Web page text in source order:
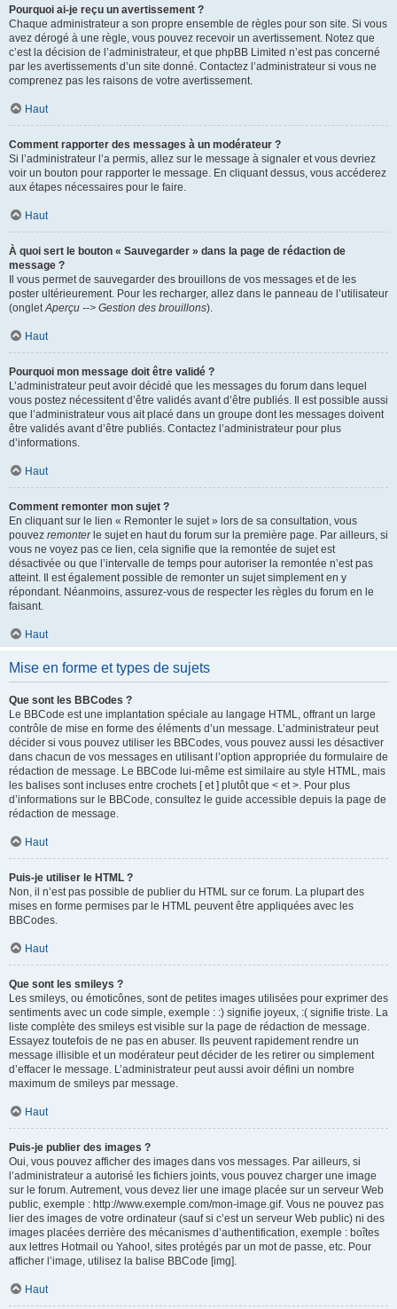
Pourquoi ai-je reçu un avertissement ?
Chaque administrateur a son propre ensemble de règles pour son site. Si vous
avez dérogé à une règle, vous pouvez recevoir un avertissement. Notez que
c’est la décision de l’administrateur, et que phpBB Limited n’est pas concerné
par les avertissements d’un site donné. Contactez l’administrateur si vous ne
comprenez pas les raisons de votre avertissement.
Haut
Comment rapporter des messages à un modérateur ?
Si l’administrateur l’a permis, allez sur le message à signaler et vous devriez
voir un bouton pour rapporter le message. En cliquant dessus, vous accéderez
aux étapes nécessaires pour le faire.
Haut
À quoi sert le bouton « Sauvegarder » dans la page de rédaction de
message ?
Il vous permet de sauvegarder des brouillons de vos messages et de les
poster ultérieurement. Pour les recharger, allez dans le panneau de l’utilisateur
(ongletAperçu --> Gestion des brouillons).
Haut
Pourquoi mon message doit être validé ?
L’administrateur peut avoir décidé que les messages du forum dans lequel
vous postez nécessitent d’être validés avant d’être publiés. Il est possible aussi
que l’administrateur vous ait placé dans un groupe dont les messages doivent
être validés avant d’être publiés. Contactez l’administrateur pour plus
d’informations.
Haut
Comment remonter mon sujet ?
En cliquant sur le lien « Remonter le sujet » lors de sa consultation, vous
pouvez remonterle sujet en haut du forum sur la première page. Par ailleurs, si
vous ne voyez pas ce lien, cela signifie que la remontée de sujet est
désactivée ou que l’intervalle de temps pour autoriser la remontée n’est pas
atteint. Il est également possible de remonter un sujet simplement en y
répondant. Néanmoins, assurez-vous de respecter les règles du forum en le
faisant.
Haut
Mise en forme et types de sujets
Que sont les BBCodes ?
Le BBCode est une implantation spéciale au langage HTML, offrant un large
contrôle de mise en forme des éléments d’un message. L’administrateur peut
décider si vous pouvez utiliser les BBCodes, vous pouvez aussi les désactiver
dans chacun de vos messages en utilisant l’option appropriée du formulaire de
rédaction de message. Le BBCode lui-même est similaire au style HTML, mais
les balises sont incluses entre crochets [ et ] plutôt que < et >. Pour plus
d’informations sur le BBCode, consultez le guide accessible depuis la page de
rédaction de message.
Haut
Puis-je utiliser le HTML ?
Non, il n’est pas possible de publier du HTML sur ce forum. La plupart des
mises en forme permises par le HTML peuvent être appliquées avec les
BBCodes.
Haut
Que sont les smileys ?
Les smileys, ou émoticônes, sont de petites images utilisées pour exprimer des
sentiments avec un code simple, exemple : :) signifie joyeux, :( signifie triste. La
liste complète des smileys est visible sur la page de rédaction de message.
Essayez toutefois de ne pas en abuser. Ils peuvent rapidement rendre un
message illisible et un modérateur peut décider de les retirer ou simplement
d’effacer le message. L’administrateur peut aussi avoir défini un nombre
maximum de smileys par message.
Haut
Puis-je publier des images ?
Oui, vous pouvez afficher des images dans vos messages. Par ailleurs, si
l’administrateur a autorisé les fichiers joints, vous pouvez charger une image
sur le forum. Autrement, vous devez lier une image placée sur un serveur Web
public, exemple : http://www.exemple.com/mon-image.gif. Vous ne pouvez pas
lier des images de votre ordinateur (sauf si c’est un serveur Web public) ni des
images placées derrière des mécanismes d’authentification, exemple : boîtes
aux lettres Hotmail ou Yahoo!, sites protégés par un mot de passe, etc. Pour
afficher l’image, utilisez la balise BBCode [img].
Haut